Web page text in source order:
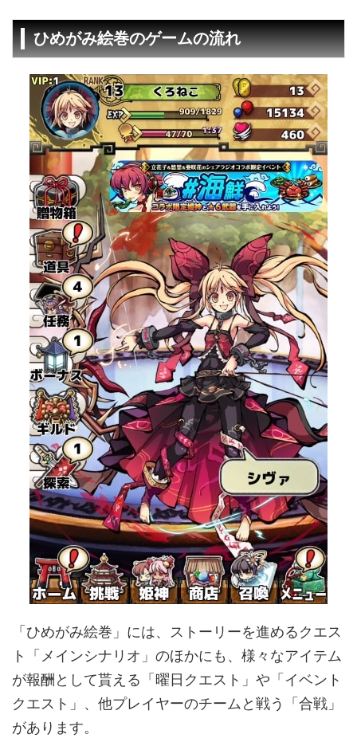
ひめがみ絵巻のゲームの流れ
「ひめがみ絵巻」には、ストーリーを進めるクエス
ト「メインシナリオ」のほかにも、様々なアイテム
が報酬として貰える「曜日クエスト」や「イベント
クエスト」、他プレイヤーのチームと戦う「合戦」
があります。